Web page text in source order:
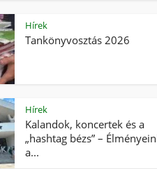
Hírek
Tankönyvosztás 2026
Hírek
Kalandok, koncertek és a
„hashtag bézs” –
a...